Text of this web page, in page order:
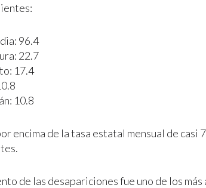
96.4
22.7
17.4
10.8
encima de la tasa estatal mensual de casi
de las desapariciones fue uno de los